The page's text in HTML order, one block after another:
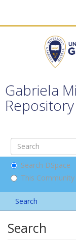
Gabriela
Repository
Search DSpace
This Community
Search
Search